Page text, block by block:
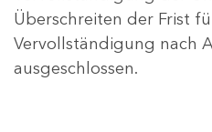
Überschreiten der Frist
Vervollständigung nach
ausgeschlossen.